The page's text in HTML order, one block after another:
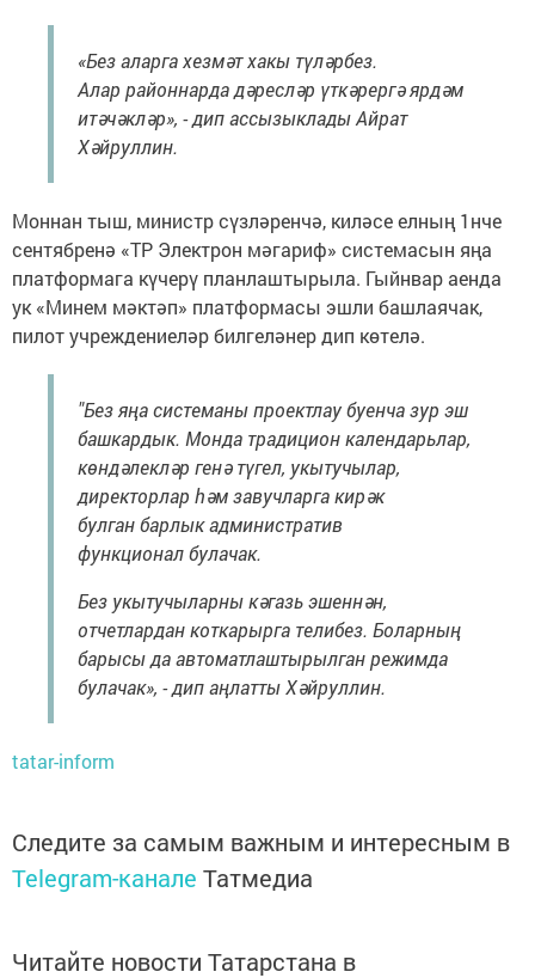
«Без аларга хезмәт хакы түләрбез.
Алар районнарда дәресләр үткәрергә ярдәм
итәчәкләр», - дип ассызыклады Айрат
Хәйруллин.
Моннан тыш, министр сүзләренчә, киләсе елның 1нче
сентябренә «ТР Электрон мәгариф» системасын яңа
платформага күчерү планлаштырыла. Гыйнвар аенда
ук «Минем мәктәп» платформасы эшли башлаячак,
пилот учреждениеләр билгеләнер дип көтелә.
"Без яңа системаны проектлау буенча зур эш
башкардык. Монда традицион календарьлар,
көндәлекләр генә түгел, укытучылар,
директорлар һәм завучларга кирәк
булган барлык административ
функционал булачак.
Без укытучыларны кәгазь эшеннән,
отчетлардан коткарырга телибез. Боларның
барысы да автоматлаштырылган режимда
булачак», - дип аңлатты Хәйруллин.
tatar-inform
Следите за самым важным и интересным в
Telegram-канале Татмедиа
Читайте новости Татарстана в